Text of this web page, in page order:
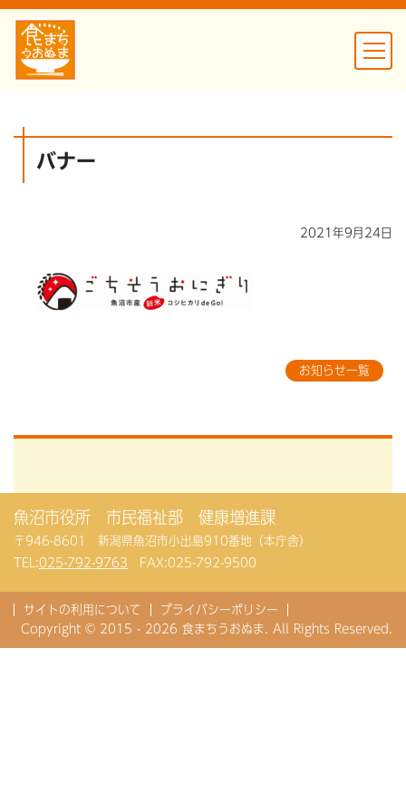
バナー
2021年9月24日
お知らせ一覧
魚沼市役所 市民福祉部 健康増進課
〒946-8601 新潟県魚沼市小出島910番地（本庁舎）
TEL:025-792-9763 FAX:025-792-9500
サイトの利用について
プライバシーポリシー
Copyright © 2015 - 2026 食まちうおぬま. All Rights Reserved.